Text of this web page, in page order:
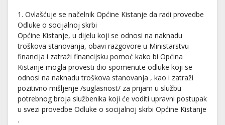
1. Ovlašćuje se načelnik Općine Kistanje da radi provedbe
Odluke o socijalnoj skrbi
Općine Kistanje, u dijelu koji se odnosi na naknadu
troškova stanovanja, obavi razgovore u Ministarstvu
financija i zatraži financijsku pomoć kako bi Općina
Kistanje mogla provesti dio spomenute odluke koji se
odnosi na naknadu troškova stanovanja , kao i zatraži
pozitivno mišljenje /suglasnost/ za prijam u službu
potrebnog broja službenika koji će voditi upravni postupak
u svezi provedbe Odluke o socijalnoj skrbi Općine Kistanje
.